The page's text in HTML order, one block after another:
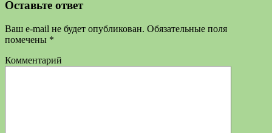
Оставьте ответ
Ваш e-mail не будет опубликован. Обязательные поля
помечены *
Комментарий